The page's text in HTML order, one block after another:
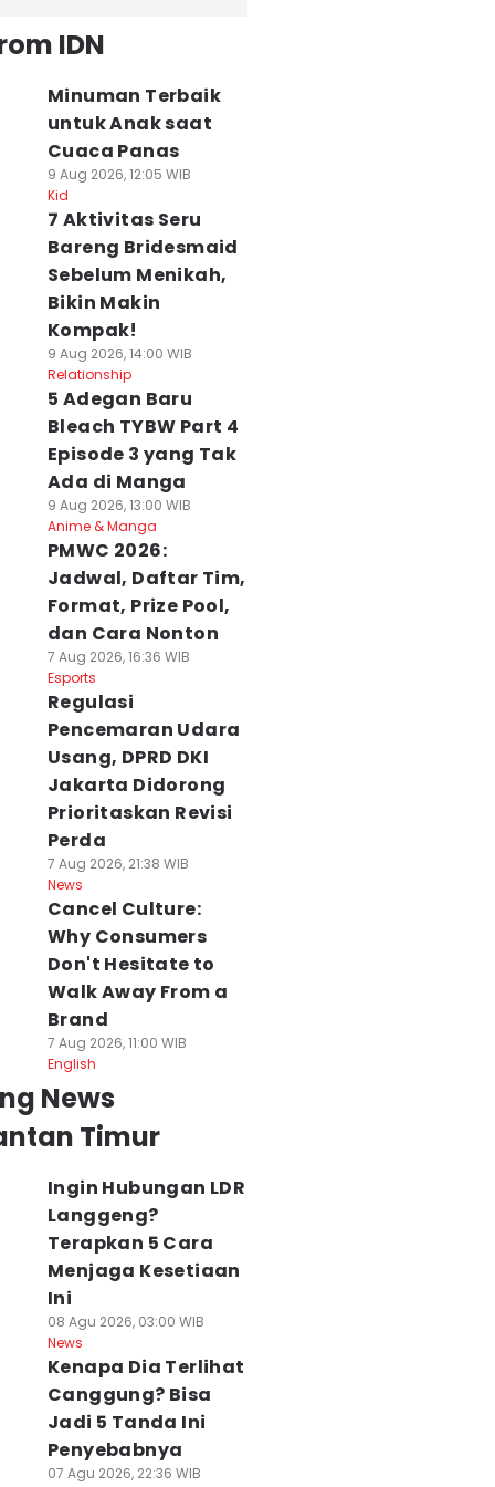
IDN
Minuman Terbaik
untuk Anak saat
Cuaca Panas
9 Aug 2026, 12:05 WIB
Kid
7 Aktivitas Seru
Bareng Bridesmaid
Sebelum Menikah,
Bikin Makin
Kompak!
9 Aug 2026, 14:00 WIB
Relationship
5 Adegan Baru
Bleach TYBW Part 4
Episode 3 yang Tak
Ada di Manga
9 Aug 2026, 13:00 WIB
Anime & Manga
PMWC 2026:
Jadwal, Daftar Tim,
Format, Prize Pool,
dan Cara Nonton
7 Aug 2026, 16:36 WIB
Esports
Regulasi
Pencemaran Udara
Usang, DPRD DKI
Jakarta Didorong
Prioritaskan Revisi
Perda
7 Aug 2026, 21:38 WIB
News
Cancel Culture:
Why Consumers
Don't Hesitate to
Walk Away From a
Brand
7 Aug 2026, 11:00 WIB
English
News
Timur
Ingin Hubungan LDR
Langgeng?
Terapkan 5 Cara
Menjaga Kesetiaan
Ini
08 Agu 2026, 03:00 WIB
News
Kenapa Dia Terlihat
Canggung? Bisa
Jadi 5 Tanda Ini
Penyebabnya
07 Agu 2026, 22:36 WIB